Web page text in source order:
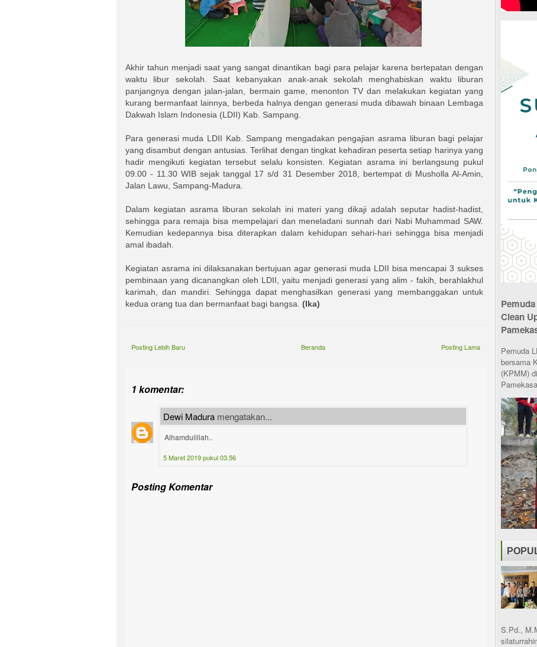
Akhir tahun menjadi saat yang sangat dinantikan bagi para pelajar karena bertepatan dengan
waktu libur sekolah. Saat kebanyakan anak-anak sekolah menghabiskan waktu liburan
panjangnya dengan jalan-jalan, bermain game, menonton TV dan melakukan kegiatan yang
kurang bermanfaat lainnya, berbeda halnya dengan generasi muda dibawah binaan Lembaga
Dakwah Islam Indonesia (LDII) Kab. Sampang.
Para generasi muda LDII Kab. Sampang mengadakan pengajian asrama liburan bagi pelajar
yang disambut dengan antusias. Terlihat dengan tingkat kehadiran peserta setiap harinya yang
hadir mengikuti kegiatan tersebut selalu konsisten. Kegiatan asrama ini berlangsung pukul
09.00 - 11.30 WIB sejak tanggal 17 s/d 31 Desember 2018, bertempat di Musholla Al-Amin,
Jalan Lawu, Sampang-Madura.
Dalam kegiatan asrama liburan sekolah ini materi yang dikaji adalah seputar hadist-hadist,
sehingga para remaja bisa mempelajari dan meneladani sunnah dari Nabi Muhammad SAW.
Kemudian kedepannya bisa diterapkan dalam kehidupan sehari-hari sehingga bisa menjadi
amal ibadah.
Kegiatan asrama ini dilaksanakan bertujuan agar generasi muda LDII bisa mencapai 3 sukses
pembinaan yang dicanangkan oleh LDII, yaitu menjadi generasi yang alim - fakih, berahlakhul
karimah, dan mandiri. Sehingga dapat menghasilkan generasi yang membanggakan untuk
kedua orang tua dan bermanfaat bagi bangsa. (Ika)
Posting Lebih Baru Posting Lama
Beranda
1 komentar:
Dewi Madura mengatakan...
Alhamdulillah..
5 Maret 2019 pukul 03.56
Posting Komentar
Clean
Pemuda
bersama
(KPMM)
S.Pd.,